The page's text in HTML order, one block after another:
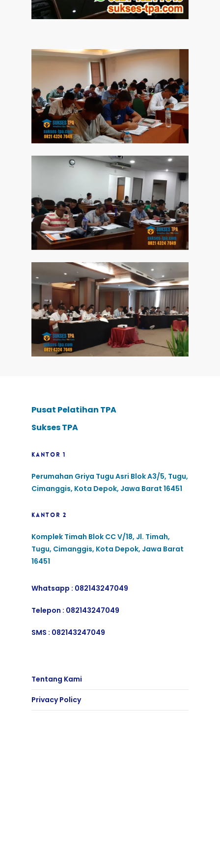
Pusat Pelatihan TPA
Sukses TPA
KANTOR 1
Perumahan Griya Tugu Asri Blok A3/5, Tugu,
Cimanggis, Kota Depok, Jawa Barat 16451
KANTOR 2
Komplek Timah Blok CC V/18, Jl. Timah,
Tugu, Cimanggis, Kota Depok, Jawa Barat
16451
Whatsapp : 082143247049
Telepon : 082143247049
SMS : 082143247049
Tentang Kami
Privacy Policy